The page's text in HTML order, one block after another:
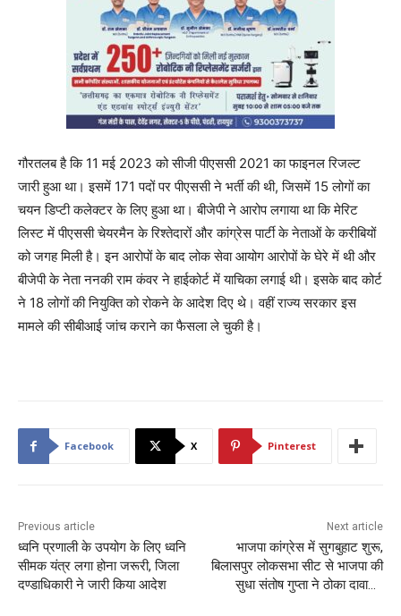
गौरतलब है कि 11 मई 2023 को सीजी पीएससी 2021 का फाइनल रिजल्ट
जारी हुआ था। इसमें 171 पदों पर पीएससी ने भर्ती की थी, जिसमें 15 लोगों का
चयन डिप्टी कलेक्टर के लिए हुआ था। बीजेपी ने आरोप लगाया था कि मेरिट
लिस्ट में पीएससी चेयरमैन के रिश्तेदारों और कांग्रेस पार्टी के नेताओं के करीबियों
को जगह मिली है। इन आरोपों के बाद लोक सेवा आयोग आरोपों के घेरे में थी और
बीजेपी के नेता ननकी राम कंवर ने हाईकोर्ट में याचिका लगाई थी। इसके बाद कोर्ट
ने 18 लोगों की नियुक्ति को रोकने के आदेश दिए थे। वहीं राज्य सरकार इस
मामले की सीबीआई जांच कराने का फैसला ले चुकी है।
Facebook X Pinterest
Previous article
ध्वनि प्रणाली के उपयोग के लिए ध्वनि
सीमक यंत्र लगा होना जरूरी, जिला
दण्डाधिकारी ने जारी किया आदेश
Next article
भाजपा कांग्रेस में सुगबुहाट शुरू,
बिलासपुर लोकसभा सीट से भाजपा की
सुधा संतोष गुप्ता ने ठोका दावा…